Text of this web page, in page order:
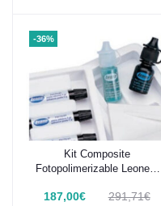
-36%
Añadir al carrito
Kit Composite
Fotopolimerizable Leone 4
187,00€ 291,71€